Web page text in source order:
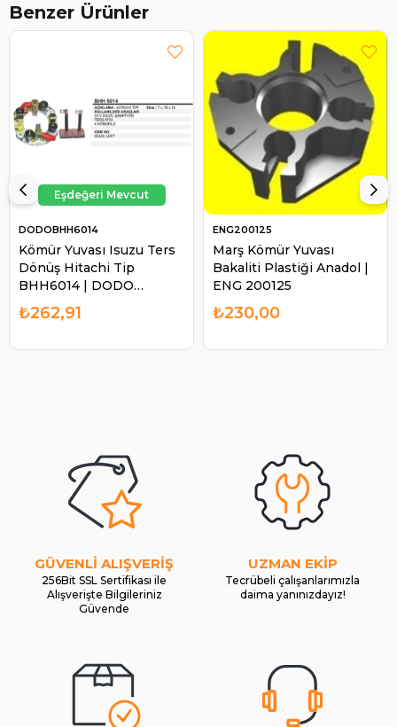
Benzer Ürünler
Kömür Yuvası Isuzu Ters
Dönüş Hitachi Tip
BHH6014 | DODO
BHH6014
DODOBHH6014
₺262,91
Marş Kömür Yuvası
Bakaliti Plastiği Anadol |
ENG 200125
ENG200125
₺230,00
GÜVENLİ ALIŞVERİŞ
256Bit SSL Sertifikası ile
Alışverişte Bilgileriniz
Güvende
UZMAN EKİP
Tecrübeli çalışanlarımızla
daima yanınızdayız!